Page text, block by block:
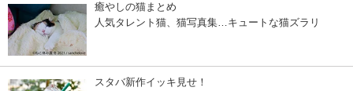
癒やしの猫まとめ
人気タレント猫、猫写真集…キュートな猫ズラリ
スタバ新作イッキ見せ！